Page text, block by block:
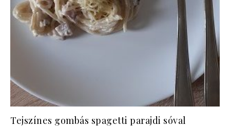
Tejszínes gombás spagetti parajdi sóval